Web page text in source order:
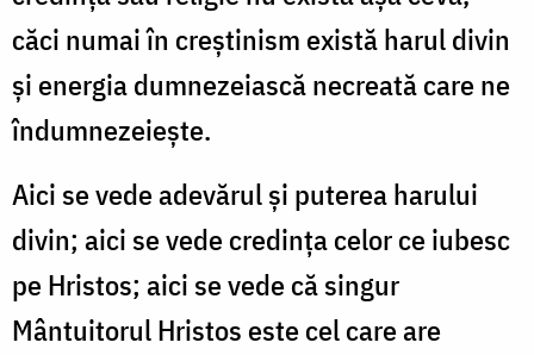
căci numai în creștinism există harul divin
și energia dumnezeiască necreată care ne
îndumnezeiește.
Aici se vede adevărul și puterea harului
divin; aici se vede credința celor ce iubesc
pe Hristos; aici se vede că singur
Mântuitorul Hristos este cel care are